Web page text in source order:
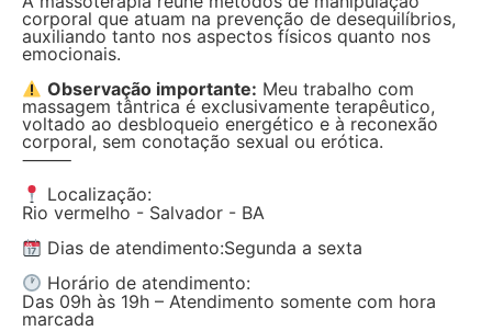
corporal que atuam na prevenção de desequilíbrios,
auxiliando tanto nos aspectos físicos quanto nos
emocionais.
Observação importante: Meu trabalho com
massagem tântrica é exclusivamente terapêutico,
voltado ao desbloqueio energético e à reconexão
corporal, sem conotação sexual ou erótica.
⸻
Localização:
Rio vermelho - Salvador - BA
Dias de atendimento:Segunda a sexta
Horário de atendimento:
Das 09h às 19h – Atendimento somente com hora
marcada